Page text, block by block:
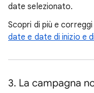
date selezionato.
Scopri di più e
date e date di inizio e
3. La campagna